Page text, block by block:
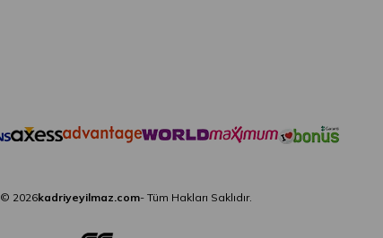
© 2026kadriyeyilmaz.com- Tüm Hakları Saklıdır.